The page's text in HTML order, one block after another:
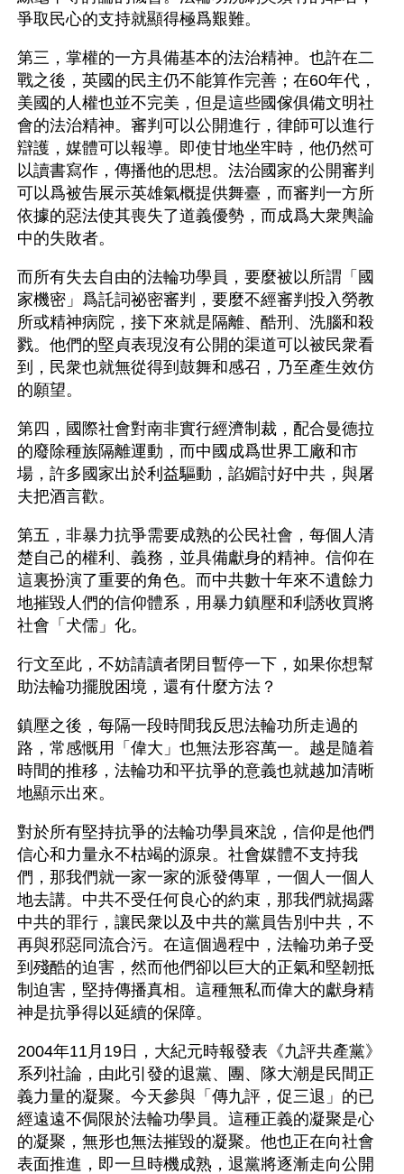
爭取民心的支持就顯得極爲艱難。
第三，掌權的一方具備基本的法治精神。也許在二
戰之後，英國的民主仍不能算作完善；在60年代，
美國的人權也並不完美，但是這些國傢俱備文明社
會的法治精神。審判可以公開進行，律師可以進行
辯護，媒體可以報導。即使甘地坐牢時，他仍然可
以讀書寫作，傳播他的思想。法治國家的公開審判
可以爲被告展示英雄氣概提供舞臺，而審判一方所
依據的惡法使其喪失了道義優勢，而成爲大衆輿論
中的失敗者。
而所有失去自由的法輪功學員，要麼被以所謂「國
家機密」爲託詞祕密審判，要麼不經審判投入勞教
所或精神病院，接下來就是隔離、酷刑、洗腦和殺
戮。他們的堅貞表現沒有公開的渠道可以被民衆看
到，民衆也就無從得到鼓舞和感召，乃至產生效仿
的願望。
第四，國際社會對南非實行經濟制裁，配合曼德拉
的廢除種族隔離運動，而中國成爲世界工廠和市
場，許多國家出於利益驅動，諂媚討好中共，與屠
夫把酒言歡。
第五，非暴力抗爭需要成熟的公民社會，每個人清
楚自己的權利、義務，並具備獻身的精神。信仰在
這裏扮演了重要的角色。而中共數十年來不遺餘力
地摧毀人們的信仰體系，用暴力鎮壓和利誘收買將
社會「犬儒」化。
行文至此，不妨請讀者閉目暫停一下，如果你想幫
助法輪功擺脫困境，還有什麼方法？
鎮壓之後，每隔一段時間我反思法輪功所走過的
路，常感慨用「偉大」也無法形容萬一。越是隨着
時間的推移，法輪功和平抗爭的意義也就越加清晰
地顯示出來。
對於所有堅持抗爭的法輪功學員來說，信仰是他們
信心和力量永不枯竭的源泉。社會媒體不支持我
們，那我們就一家一家的派發傳單，一個人一個人
地去講。中共不受任何良心的約束，那我們就揭露
中共的罪行，讓民衆以及中共的黨員告別中共，不
再與邪惡同流合污。在這個過程中，法輪功弟子受
到殘酷的迫害，然而他們卻以巨大的正氣和堅韌抵
制迫害，堅持傳播真相。這種無私而偉大的獻身精
神是抗爭得以延續的保障。
2004年11月19日，大紀元時報發表《九評共產黨》
系列社論，由此引發的退黨、團、隊大潮是民間正
義力量的凝聚。今天參與「傳九評，促三退」的已
經遠遠不侷限於法輪功學員。這種正義的凝聚是心
的凝聚，無形也無法摧毀的凝聚。他也正在向社會
表面推進，即一旦時機成熟，退黨將逐漸走向公開